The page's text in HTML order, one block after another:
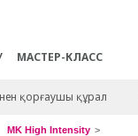
МАСТЕР-КЛАСС
қорғаушы құрал
MK High Intensity